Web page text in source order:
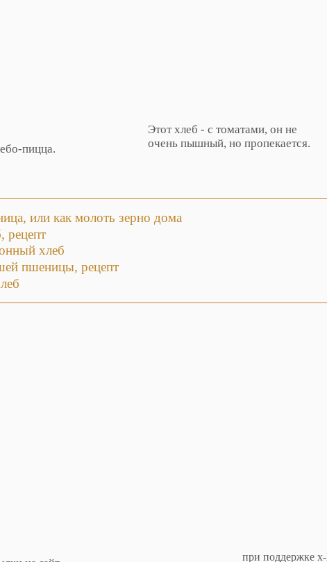
пицца.
Этот хлеб - с томатами, он не
очень пышный, но пропекается.
или как молоть зерно дома
рецепт
хлеб
пшеницы, рецепт
при поддержке